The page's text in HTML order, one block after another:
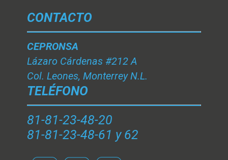
CONTACTO
CEPRONSA
Lázaro Cárdenas #212 A
Col. Leones, Monterrey N.L.
TELÉFONO
81-81-23-48-20
81-81-23-48-61 y 62